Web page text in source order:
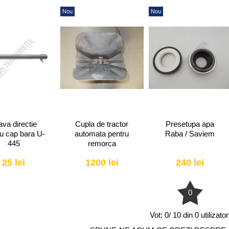
directie
cap bara U-
445
25 lei
Nou
Cupla de tractor
automata pentru
remorca
1200 lei
Nou
Presetupa apa
Raba / Saviem
240 lei
0
Vot: 0/ 10 din 0